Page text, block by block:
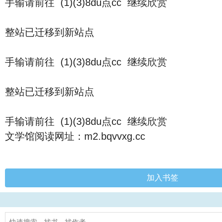
手输请前往 (1)(3)8du点cc 继续欣赏
整站已迁移到新站点
手输请前往 (1)(3)8du点cc 继续欣赏
整站已迁移到新站点
手输请前往 (1)(3)8du点cc 继续欣赏
文学馆阅读网址：m2.bqvvxg.cc
加入书签